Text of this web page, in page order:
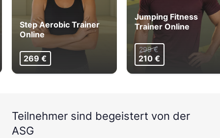
Step Aerobic Trainer
Online
269 €
Jumping Fitness
Trainer Online
299 €
210 €
Teilnehmer sind begeistert von der
ASG